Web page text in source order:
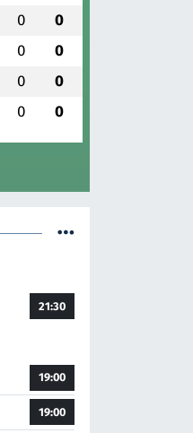
0 0
0 0
0 0
0 0
21:30
19:00
19:00